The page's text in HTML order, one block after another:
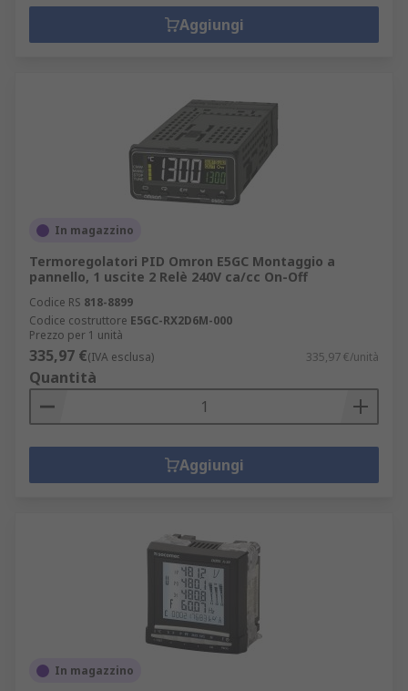
Aggiungi
In magazzino
Termoregolatori PID Omron E5GC Montaggio a
pannello, 1 uscite 2 Relè 240V ca/cc On-Off
Codice RS 818-8899
Codice costruttore E5GC-RX2D6M-000
Prezzo per 1 unità
335,97 €(IVA esclusa) 335,97 €/unità
Quantità
Aggiungi
In magazzino